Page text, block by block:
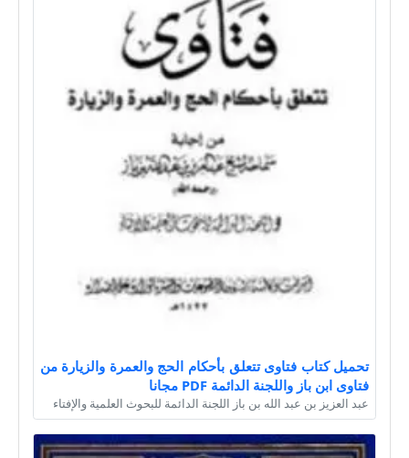
تحميل كتاب فتاوى تتعلق بأحكام الحج والعمرة والزيارة من
فتاوى ابن باز واللجنة الدائمة PDF مجانا
عبد العزيز بن عبد الله بن باز اللجنة الدائمة للبحوث العلمية والإفتاء